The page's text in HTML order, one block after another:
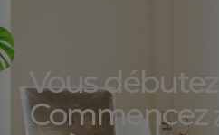
Vous débutez ?
Commencez